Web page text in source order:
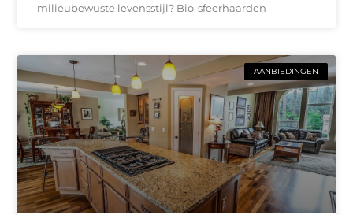
milieubewuste levensstijl? Bio-sfeerhaarden
AANBIEDINGEN